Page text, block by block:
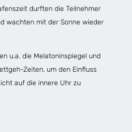
durften die Teilnehmer
wachten mit der Sonne wieder
u.a. die Melatoninspiegel und
Zeiten, um den Einfluss
auf die innere Uhr zu